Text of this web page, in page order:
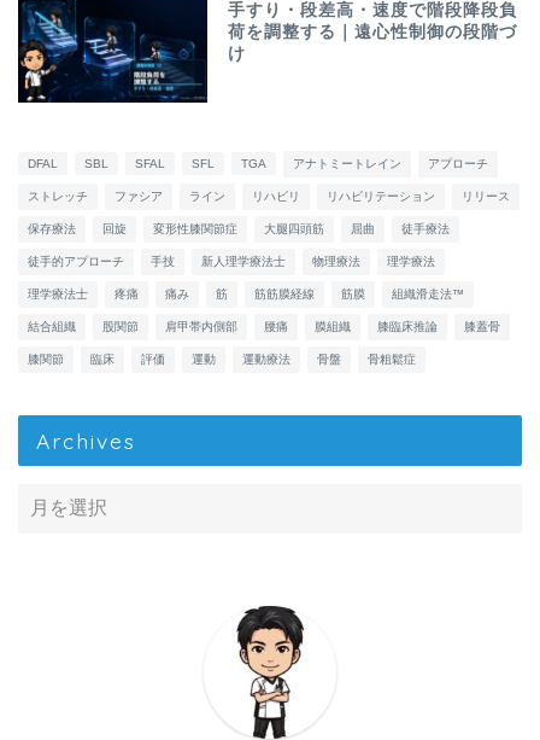
手すり・段差高・速度で階段降段負
荷を調整する｜遠心性制御の段階づ
け
DFAL SBL SFAL SFL TGA アナトミートレイン アプローチ
ストレッチ ファシア ライン リハビリ リハビリテーション リリース
保存療法 回旋 変形性膝関節症 大腿四頭筋 屈曲 徒手療法
徒手的アプローチ 手技 新人理学療法士 物理療法 理学療法
理学療法士 疼痛 痛み 筋 筋筋膜経線 筋膜 組織滑走法™
結合組織 股関節 肩甲帯内側部 腰痛 膜組織 膝臨床推論 膝蓋骨
膝関節 臨床 評価 運動 運動療法 骨盤 骨粗鬆症
Archives